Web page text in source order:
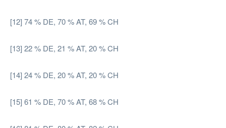
[12] 74 % DE, 70 % AT, 69 % CH
[13] 22 % DE, 21 % AT, 20 % CH
[14] 24 % DE, 20 % AT, 20 % CH
[15] 61 % DE, 70 % AT, 68 % CH